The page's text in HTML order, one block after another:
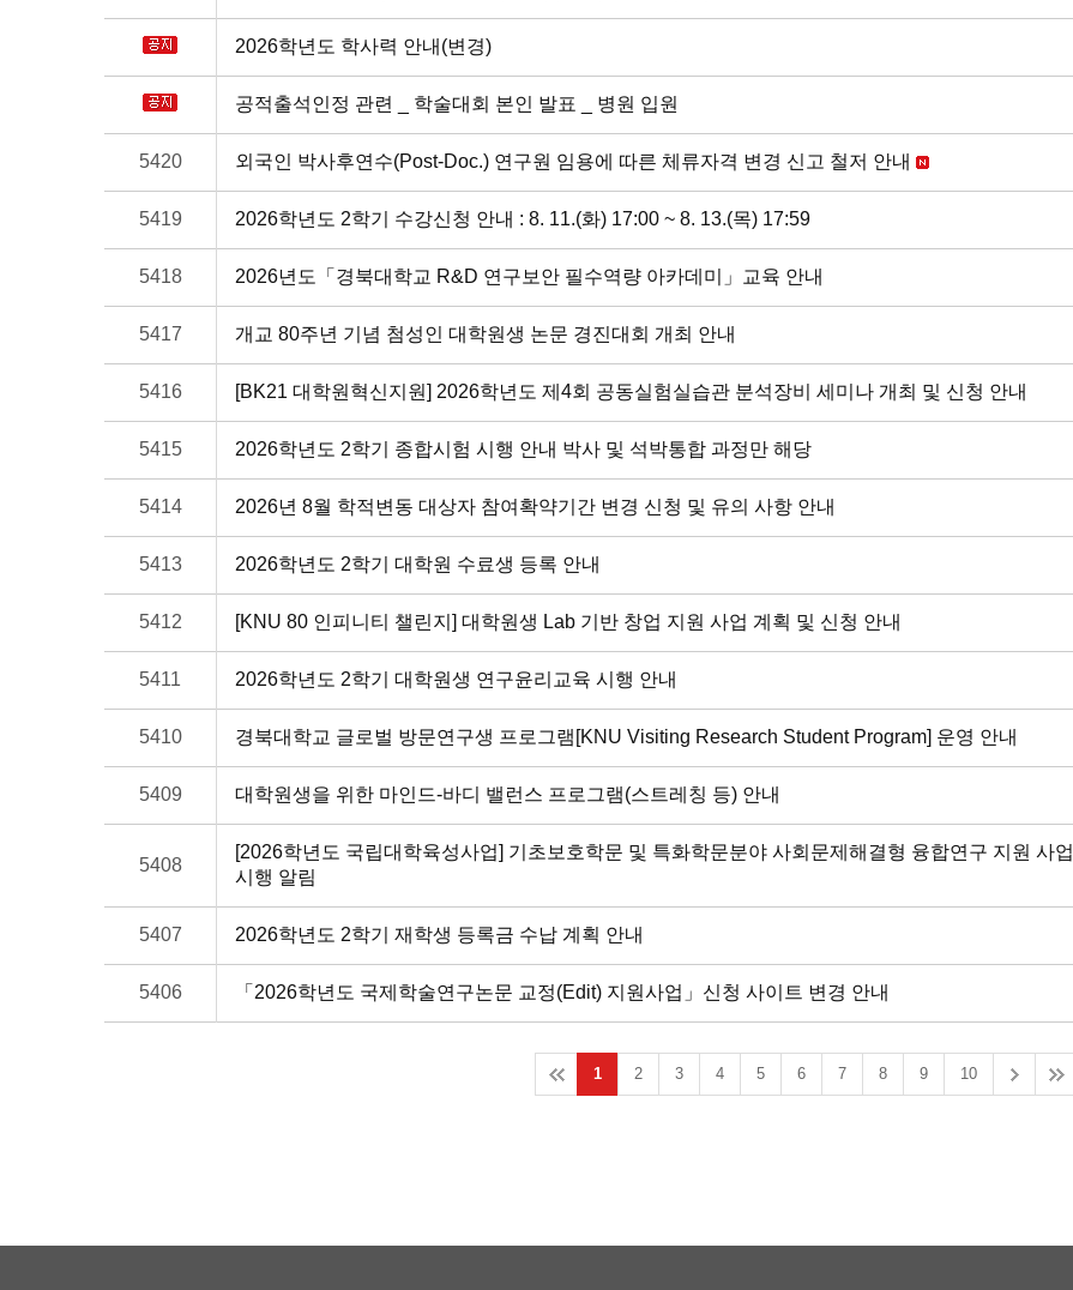
2026학년도 학사력 안내(변경)
공적출석인정 관련 _ 학술대회 본인 발표 _ 병원 입원
5420 외국인 박사후연수(Post-Doc.) 연구원 임용에 따른 체류자격 변경 신고 철저 안내
5419 2026학년도 2학기 수강신청 안내 : 8. 11.(화) 17:00 ~ 8. 13.(목) 17:59
5418 2026년도「경북대학교 R&D 연구보안 필수역량 아카데미」교육 안내
5417 개교 80주년 기념 첨성인 대학원생 논문 경진대회 개최 안내
5416 [BK21 대학원혁신지원] 2026학년도 제4회 공동실험실습관 분석장비 세미나 개최 및 신청 안내
5415 2026학년도 2학기 종합시험 시행 안내 박사 및 석박통합 과정만 해당
5414 2026년 8월 학적변동 대상자 참여확약기간 변경 신청 및 유의 사항 안내
5413 2026학년도 2학기 대학원 수료생 등록 안내
5412 [KNU 80 인피니티 챌린지] 대학원생 Lab 기반 창업 지원 사업 계획 및 신청 안내
5411 2026학년도 2학기 대학원생 연구윤리교육 시행 안내
5410 경북대학교 글로벌 방문연구생 프로그램[KNU Visiting Research Student Program] 운영 안내
5409 대학원생을 위한 마인드-바디 밸런스 프로그램(스트레칭 등) 안내
5408
[2026학년도 국립대학육성사업] 기초보호학문 및 특화학문분야 사회문제해결형 융합연구 지원 사업
시행 알림
5407 2026학년도 2학기 재학생 등록금 수납 계획 안내
5406 「2026학년도 국제학술연구논문 교정(Edit) 지원사업」신청 사이트 변경 안내
1 2 3 4 5 6 7 8 9 10